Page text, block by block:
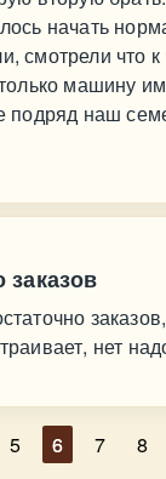
начать
смотрели что
машину
подряд наш
нет
5 6 7 8